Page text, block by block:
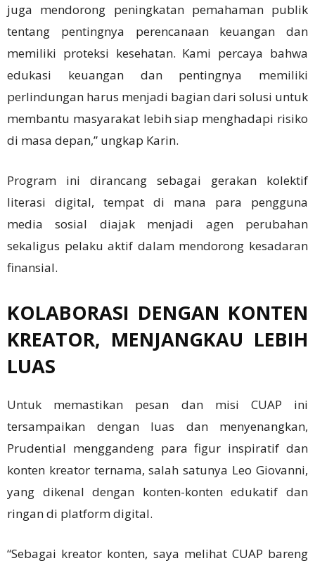
juga mendorong peningkatan pemahaman publik
tentang pentingnya perencanaan keuangan dan
memiliki proteksi kesehatan. Kami percaya bahwa
edukasi keuangan dan pentingnya memiliki
perlindungan harus menjadi bagian dari solusi untuk
membantu masyarakat lebih siap menghadapi risiko
di masa depan,” ungkap Karin.
Program ini dirancang sebagai gerakan kolektif
literasi digital, tempat di mana para pengguna
media sosial diajak menjadi agen perubahan
sekaligus pelaku aktif dalam mendorong kesadaran
finansial.
KOLABORASI DENGAN KONTEN
KREATOR, MENJANGKAU LEBIH
LUAS
Untuk memastikan pesan dan misi CUAP ini
tersampaikan dengan luas dan menyenangkan,
Prudential menggandeng para figur inspiratif dan
konten kreator ternama, salah satunya Leo Giovanni,
yang dikenal dengan konten-konten edukatif dan
ringan di platform digital.
“Sebagai kreator konten, saya melihat CUAP bareng